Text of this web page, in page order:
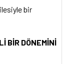
bir
BİR DÖNEMİNİ